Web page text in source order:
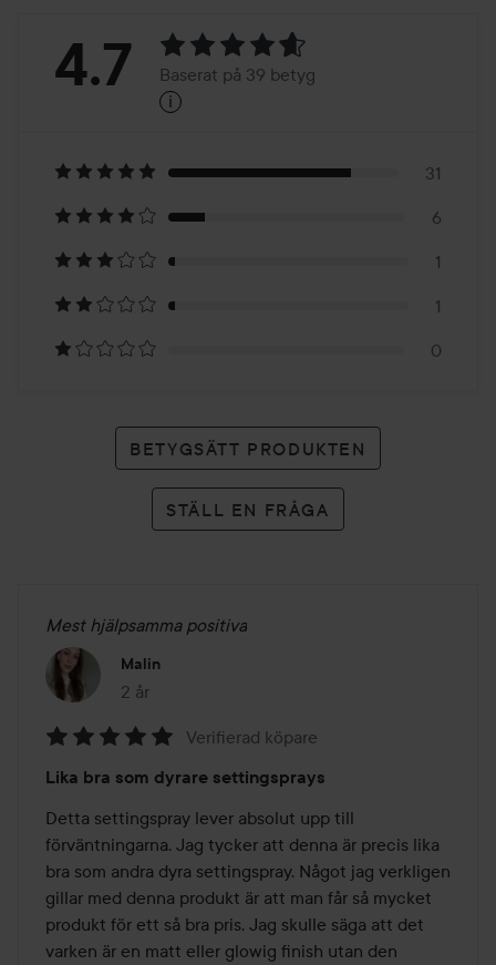
Betyg:
Baserat
på
39
betyg
4.7 Baserat på 39 betyg
i
31
6
1
1
0
BETYGSÄTT PRODUKTEN
STÄLL EN FRÅGA
Mest hjälpsamma positiva
Malin
2 år
Inlägget skapades 2 år
5
av
5
Verifierad köpare
Lika bra som dyrare settingsprays
Detta settingspray lever absolut upp till
förväntningarna. Jag tycker att denna är precis lika
bra som andra dyra settingspray. Något jag verkligen
gillar med denna produkt är att man får så mycket
produkt för ett så bra pris. Jag skulle säga att det
varken är en matt eller glowig finish utan den